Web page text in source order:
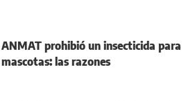
ANMAT prohibió un insecticida para
mascotas: las razones